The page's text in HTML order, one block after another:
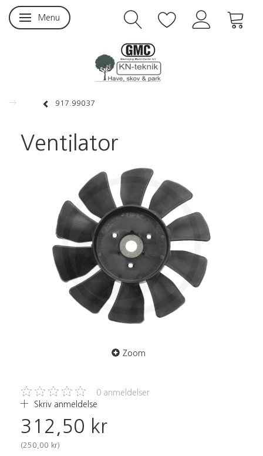
Skifte navigation
Menu
917.99037
Ventilator
Zoom
0 anmeldelser
Skriv anmeldelse
312,50 kr
(250,00 kr)